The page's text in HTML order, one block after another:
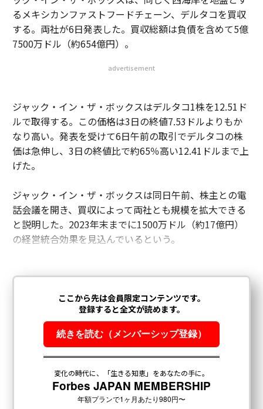
るメキシカンファストフードチェーン、デルタコを買収
する。両社が6日発表した。買収総額は負債を含めて5億
7500万ドル（約654億円）。
advertisement
ジャック・イン・ザ・ボックスはデルタコ1株を12.51ド
ルで取得する。この価格は3日の終値7.53ドルよりもか
なり高い。発表を受けて6日午前の取引でデルタコの株
価は急伸し、3日の終値比で約65％高い12.41ドルまで上
げた。
ジャック・イン・ザ・ボックスは同日午前、株主との電
話会議を開き、買収によって両社とも規模を拡大できる
と説明した。2023年末までに1500万ドル（約17億円）
の経営統合効果を見込んでいるという。